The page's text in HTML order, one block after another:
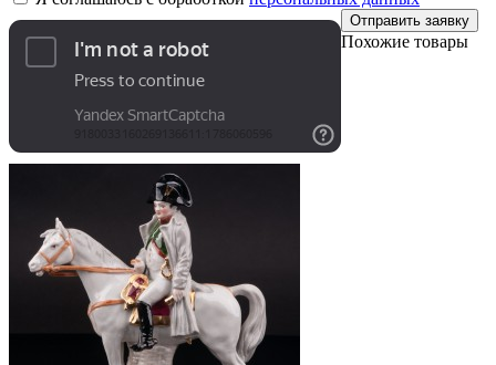
Отправить заявку
Похожие товары